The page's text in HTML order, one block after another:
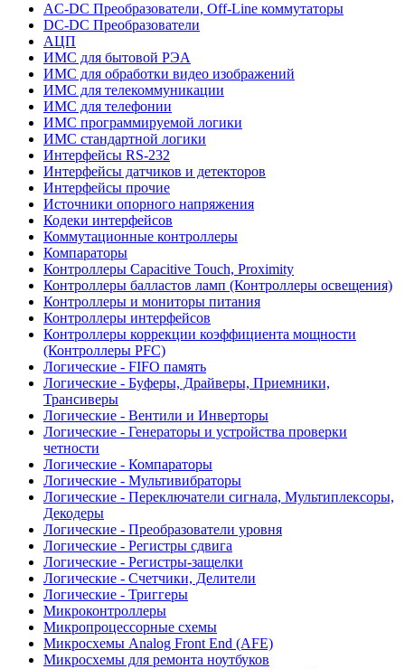
AC-DC Преобразователи, Off-Line коммутаторы
DC-DC Преобразователи
АЦП
ИМС для бытовой РЭА
ИМС для обработки видео изображений
ИМС для телекоммуникации
ИМС для телефонии
ИМС программируемой логики
ИМС стандартной логики
Интерфейсы RS-232
Интерфейсы датчиков и детекторов
Интерфейсы прочие
Источники опорного напряжения
Кодеки интерфейсов
Коммутационные контроллеры
Компараторы
Контроллеры Capacitive Touch, Proximity
Контроллеры балластов ламп (Контроллеры освещения)
Контроллеры и мониторы питания
Контроллеры интерфейсов
Контроллеры коррекции коэффициента мощности
(Контроллеры PFC)
Логические - FIFO память
Логические - Буферы, Драйверы, Приемники,
Трансиверы
Логические - Вентили и Инверторы
Логические - Генераторы и устройства проверки
четности
Логические - Компараторы
Логические - Мультивибраторы
Логические - Переключатели сигнала, Мультиплексоры,
Декодеры
Логические - Преобразователи уровня
Логические - Регистры сдвига
Логические - Регистры-защелки
Логические - Счетчики, Делители
Логические - Триггеры
Микроконтроллеры
Микропроцессорные схемы
Микросхемы Analog Front End (AFE)
Микросхемы для ремонта ноутбуков